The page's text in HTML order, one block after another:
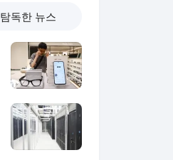
탐독한 뉴스